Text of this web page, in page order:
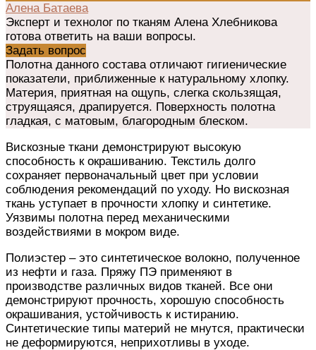
Алена Батаева
Эксперт и технолог по тканям Алена Хлебникова
готова ответить на ваши вопросы.
Задать вопрос
Полотна данного состава отличают гигиенические
показатели, приближенные к натуральному хлопку.
Материя, приятная на ощупь, слегка скользящая,
струящаяся, драпируется. Поверхность полотна
гладкая, с матовым, благородным блеском.
Вискозные ткани демонстрируют высокую
способность к окрашиванию. Текстиль долго
сохраняет первоначальный цвет при условии
соблюдения рекомендаций по уходу. Но вискозная
ткань уступает в прочности хлопку и синтетике.
Уязвимы полотна перед механическими
воздействиями в мокром виде.
Полиэстер – это синтетическое волокно, полученное
из нефти и газа. Пряжу ПЭ применяют в
производстве различных видов тканей. Все они
демонстрируют прочность, хорошую способность
окрашивания, устойчивость к истиранию.
Синтетические типы материй не мнутся, практически
не деформируются, неприхотливы в уходе.